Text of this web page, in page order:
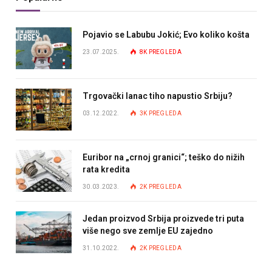
Pojavio se Labubu Jokić; Evo koliko košta
23.07.2025. 8K PREGLEDA
Trgovački lanac tiho napustio Srbiju?
03.12.2022. 3K PREGLEDA
Euribor na „crnoj granici“; teško do nižih
rata kredita
30.03.2023. 2K PREGLEDA
Jedan proizvod Srbija proizvede tri puta
više nego sve zemlje EU zajedno
31.10.2022. 2K PREGLEDA